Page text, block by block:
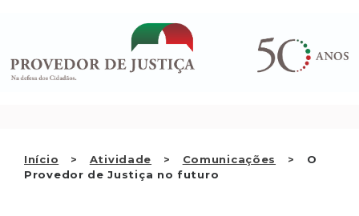
conteúdo
Início Atividade Comunicações
O
Provedor de Justiça no futuro
QUEM SOMOS
ATIVIDADE
RELAÇÕES INTERNACIONAIS